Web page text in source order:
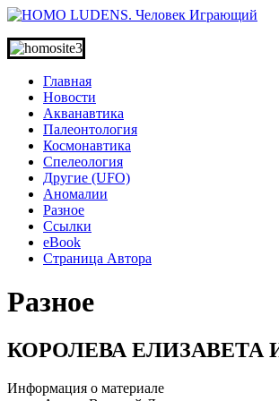
Главная
Новости
Акванавтика
Палеонтология
Космонавтика
Спелеология
Другие (UFO)
Аномалии
Разное
Ссылки
eBook
Страница Автора
Разное
КОРОЛЕВА ЕЛИЗАВЕТА
Информация о материале